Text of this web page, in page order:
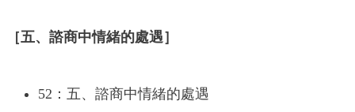
［五、諮商中情緒的處遇］
52：五、諮商中情緒的處遇